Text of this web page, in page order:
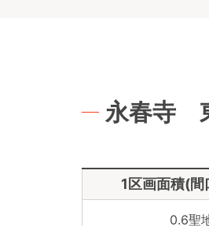
永春寺
1区画面積(
0.6聖